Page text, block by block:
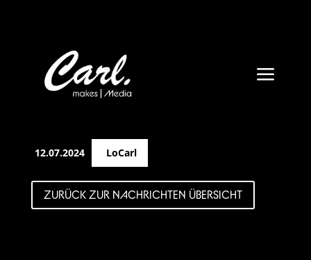
a
12.07.2024 LoCarl
ZURÜCK ZUR NACHRICHTEN ÜBERSICHT